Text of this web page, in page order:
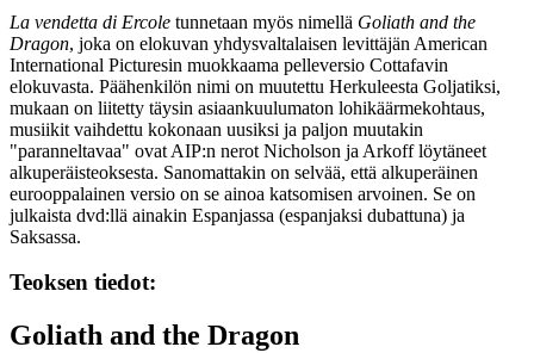
La vendetta di Ercole tunnetaan myös nimellä Goliath and the
Dragon, joka on elokuvan yhdysvaltalaisen levittäjän American
International Picturesin muokkaama pelleversio Cottafavin
elokuvasta. Päähenkilön nimi on muutettu Herkuleesta Goljatiksi,
mukaan on liitetty täysin asiaankuulumaton lohikäärmekohtaus,
musiikit vaihdettu kokonaan uusiksi ja paljon muutakin
"paranneltavaa" ovat AIP:n nerot Nicholson ja Arkofflöytäneet
alkuperäisteoksesta. Sanomattakin on selvää, että alkuperäinen
eurooppalainen versio on se ainoa katsomisen arvoinen. Se on
julkaista dvd:llä ainakin Espanjassa (espanjaksi dubattuna) ja
Saksassa.
Teoksen tiedot:
Goliath and the Dragon